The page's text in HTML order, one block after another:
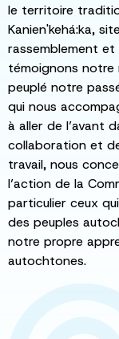
le territoire
Kanien'kehá:ka,
rassemblement et
témoignons
peuplé notre
qui nous
à aller de l’avant
collaboration et
travail, nous
l’action de la
particulier ceux
des peuples
notre propre
autochtones.